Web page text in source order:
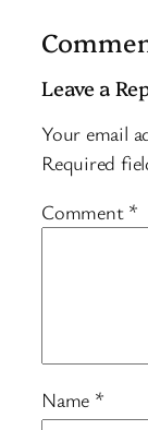
Leave a
Your email
Required
Comment *
Name *